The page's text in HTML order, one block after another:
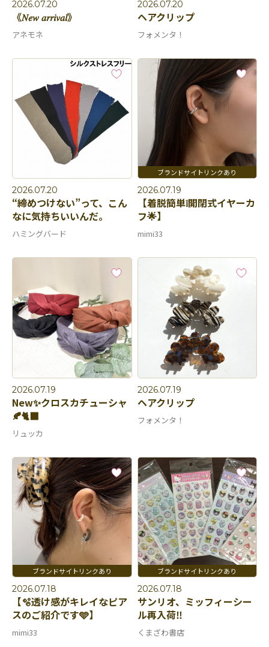
2026.07.20
《𝑁𝑒𝑤 𝑎𝑟𝑟𝑖𝑣𝑎𝑙》
アネモネ
2026.07.20
ヘアクリップ
フォメンタ！
2026.07.20
“締めつけない”って、こん
なに気持ちいいんだ。
ハミングバード
2026.07.19
【着脱簡単❕開閉式イヤーカ
フ🌟】
mimi33
2026.07.19
New✨クロスカチューシャ
🍂🐈‍⬛
リュッカ
2026.07.19
ヘアクリップ
フォメンタ！
2026.07.18
【🫧透け感がキレイなピア
スのご紹介です🩵】
mimi33
2026.07.18
サンリオ、ミッフィーシー
ル再入荷‼️
くまざわ書店